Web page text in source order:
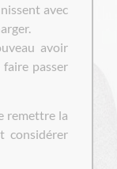
avec
avoir
passer
remettre la
considérer